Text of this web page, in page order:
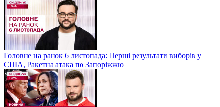
Головне на ранок 6 листопада: Перші результати виборів у
США, Ракетна атака по Запоріжжю